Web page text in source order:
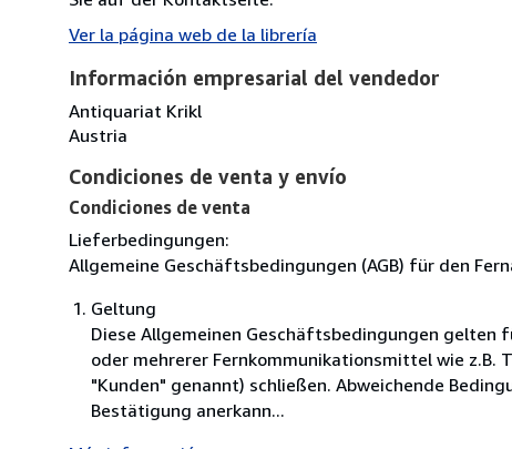
Ver la página web de la librería
Información empresarial del vendedor
Antiquariat Krikl
Austria
Condiciones de venta y envío
Condiciones de venta
Lieferbedingungen:
Allgemeine Geschäftsbedingungen (AGB) für den
Geltung
Diese Allgemeinen Geschäftsbedingungen gelten
oder mehrerer Fernkommunikationsmittel wie z.B.
"Kunden" genannt) schließen. Abweichende
Bestätigung anerkann...